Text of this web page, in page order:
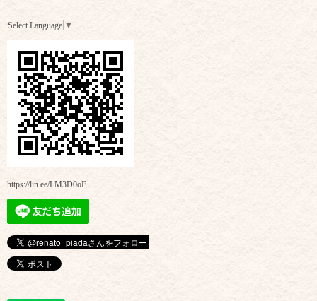
Select Language ▼
https://lin.ee/LM3D0oF